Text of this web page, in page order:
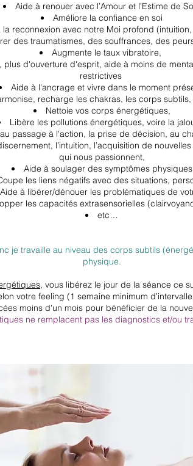
Aide à renouer avec l’Amour et l’Estime de
Améliore la confiance en soi
la reconnexion avec notre Moi profond
des traumatismes, des souffrances, des
Augmente le taux vibratoire,
plus d'ouverture d'esprit, aide à moins de
restrictives
Aide à l'ancrage et vivre dans le moment
recharge les chakras, les corps subtils,
Nettoie vos corps énergétiques,
Libère les pollutions énergétiques, voire la
passage à l'action, la prise de décision, au
l’intuition, l’acquisition de
qui nous passionnent,
Aide à soulager des symptômes physiques
les liens négatifs avec des situations,
Aide à libérer/dénouer les problématiques de
les capacités extrasensorielles
etc…
je travaille au niveau des corps subtils
physique.
, vous libérez le jour de la séance ce
votre feeling (1 semaine minimum
moins d'un mois pour bénéficier de la
ne remplacent pas les diagnostics et/ou